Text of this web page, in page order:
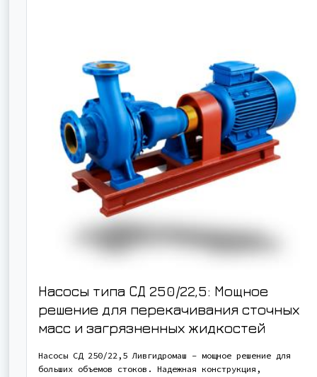
Насосы типа СД 250/22,5: Мощное
решение для перекачивания сточных
масс и загрязненных жидкостей
Насосы СД 250/22,5 Ливгидромаш – мощное решение для
больших объемов стоков. Надежная конструкция,